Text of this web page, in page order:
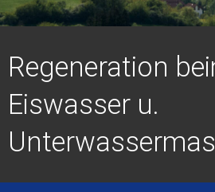
Regeneration
Eiswasser u.